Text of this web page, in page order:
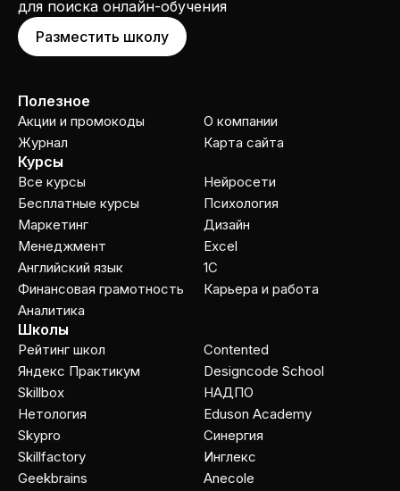
для поиска онлайн-обучения
Разместить школу
Полезное
Акции и промокоды
Журнал
О компании
Карта сайта
Курсы
Все курсы
Бесплатные курсы
Маркетинг
Менеджмент
Английский язык
Финансовая грамотность
Аналитика
Нейросети
Психология
Дизайн
Excel
1C
Карьера и работа
Школы
Рейтинг школ
Яндекс Практикум
Skillbox
Нетология
Skypro
Skillfactory
Geekbrains
Contented
Designcode School
НАДПО
Eduson Academy
Cинергия
Инглекс
Anecole